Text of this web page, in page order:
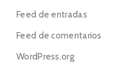
Feed de entradas
Feed de comentarios
WordPress.org